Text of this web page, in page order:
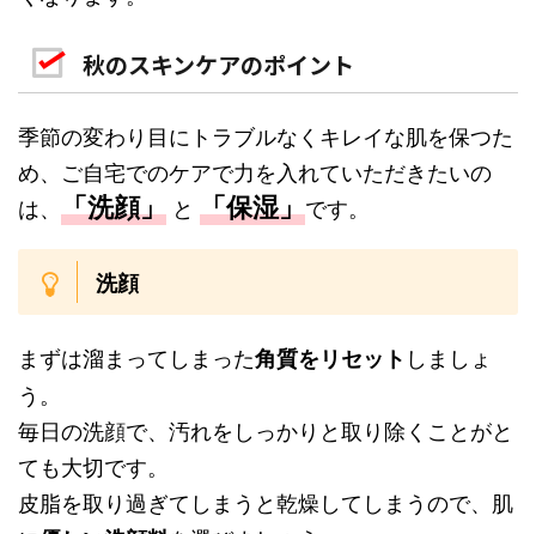
秋のスキンケアのポイント
季節の変わり目にトラブルなくキレイな肌を保つた
め、ご自宅でのケアで力を入れていただきたいの
は、 「洗顔」 と 「保湿」です。
洗顔
まずは溜まってしまった角質をリセット しましょ
う。
毎日の洗顔で、汚れをしっかりと取り除くことがと
ても大切です。
皮脂を取り過ぎてしまうと乾燥してしまうので、肌